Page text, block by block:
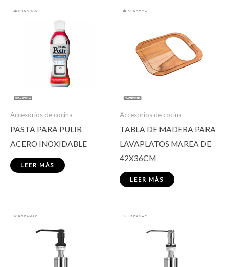
Accesorios de cocina
PASTA PARA PULIR
ACERO INOXIDABLE
LEER MÁS
Accesorios de cocina
TABLA DE MADERA PARA
LAVAPLATOS MAREA DE
42X36CM
LEER MÁS